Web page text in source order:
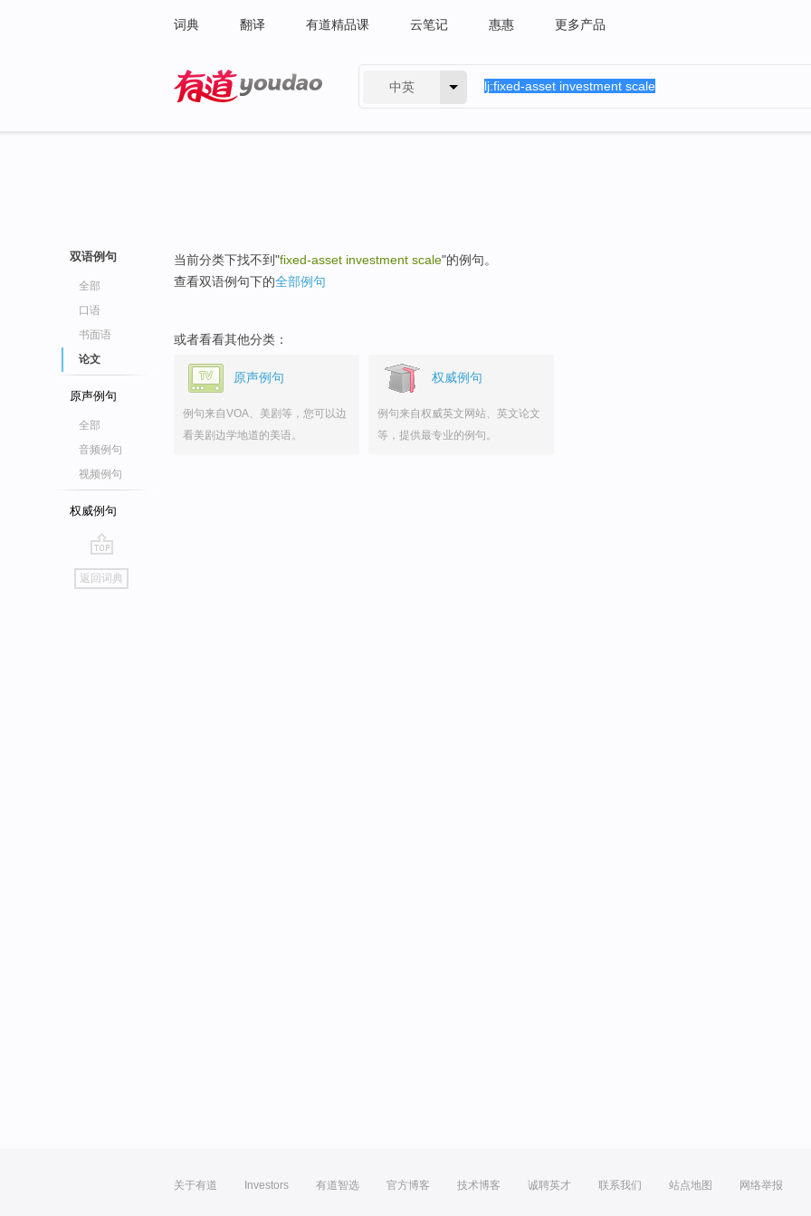
词典 翻译 有道精品课 云笔记 惠惠 更多产品
中英
双语例句
全部
口语
书面语
论文
原声例句
全部
音频例句
视频例句
权威例句
go
top
返回词典
当前分类下找不到"fixed-asset investment scale"的例句。
查看双语例句下的全部例句
或者看看其他分类：
原声例句
例句来自VOA、美剧等，您可以边
看美剧边学地道的美语。
权威例句
例句来自权威英文网站、英文论文
等，提供最专业的例句。
关于有道 Investors 有道智选 官方博客 技术博客 诚聘英才 联系我们 站点地图 网络举报